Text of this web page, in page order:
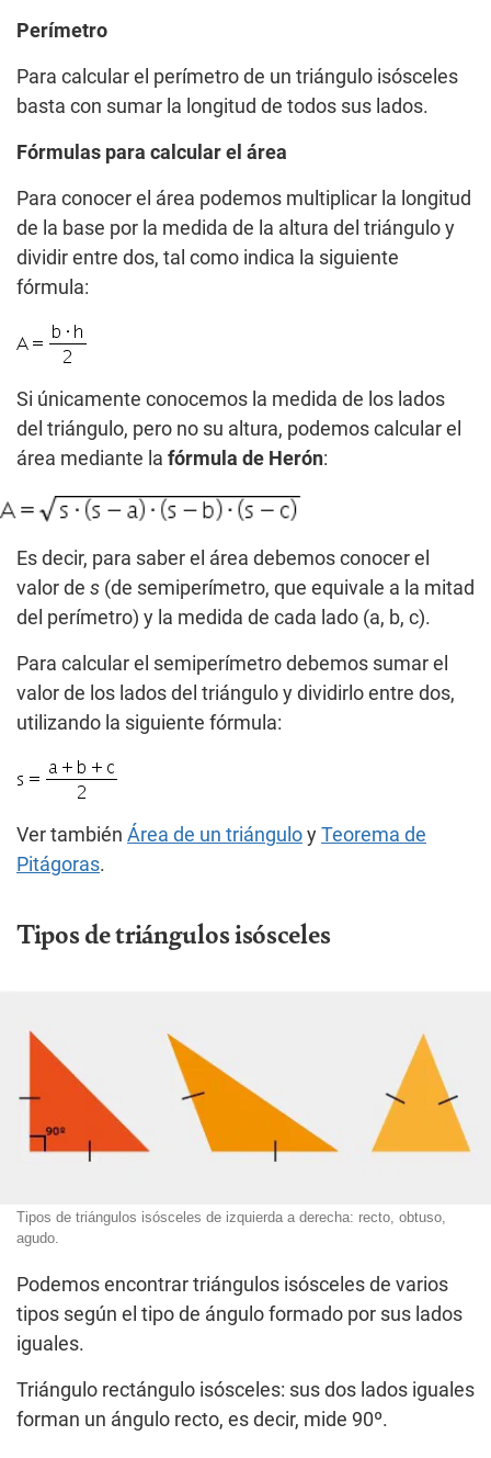
Perímetro
Para calcular el perímetro de un triángulo isósceles
basta con sumar la longitud de todos sus lados.
Fórmulas para calcular el área
Para conocer el área podemos multiplicar la longitud
de la base por la medida de la altura del triángulo y
dividir entre dos, tal como indica la siguiente
fórmula:
Si únicamente conocemos la medida de los lados
del triángulo, pero no su altura, podemos calcular el
área mediante la fórmula de Herón:
Es decir, para saber el área debemos conocer el
valor de s (de semiperímetro, que equivale a la mitad
del perímetro) y la medida de cada lado (a, b, c).
Para calcular el semiperímetro debemos sumar el
valor de los lados del triángulo y dividirlo entre dos,
utilizando la siguiente fórmula:
Ver también Área de un triángulo y Teorema de
Pitágoras.
Tipos de triángulos isósceles
Tipos de triángulos isósceles de izquierda a derecha: recto, obtuso,
agudo.
Podemos encontrar triángulos isósceles de varios
tipos según el tipo de ángulo formado por sus lados
iguales.
Triángulo rectángulo isósceles: sus dos lados iguales
forman un ángulo recto, es decir, mide 90º.